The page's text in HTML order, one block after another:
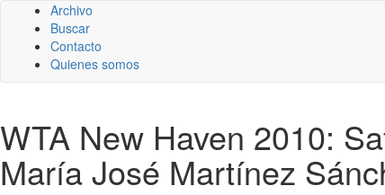
Archivo
Buscar
Contacto
Quienes somos
WTA New Haven 2010:
María José Martínez